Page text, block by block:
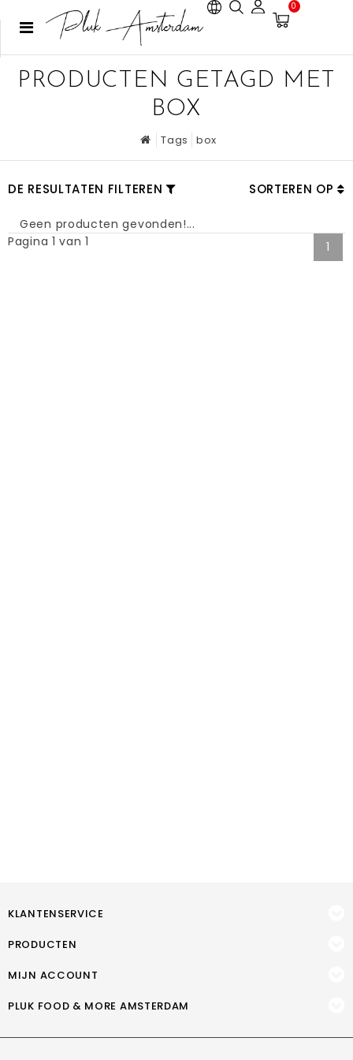
0
PRODUCTEN GETAGD MET
BOX
Tags box
DE RESULTATEN FILTEREN SORTEREN OP
Geen producten gevonden!...
Pagina 1 van 1
1
KLANTENSERVICE
PRODUCTEN
MIJN ACCOUNT
PLUK FOOD & MORE AMSTERDAM